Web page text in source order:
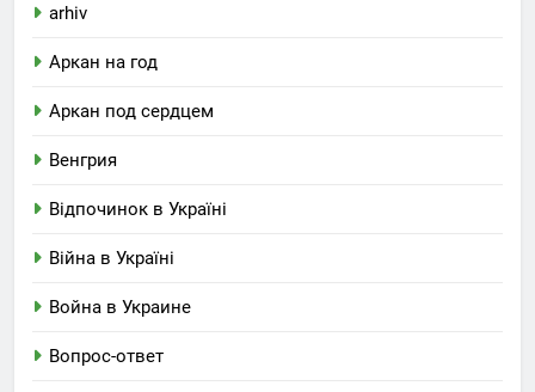
arhiv
Аркан на год
Аркан под сердцем
Венгрия
Відпочинок в Україні
Війна в Україні
Война в Украине
Вопрос-ответ